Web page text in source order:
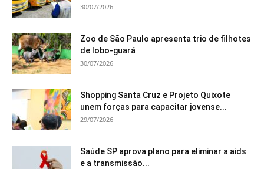
30/07/2026
Zoo de São Paulo apresenta trio de filhotes
de lobo-guará
30/07/2026
Shopping Santa Cruz e Projeto Quixote
unem forças para capacitar jovense...
29/07/2026
Saúde SP aprova plano para eliminar a aids
e a transmissão...